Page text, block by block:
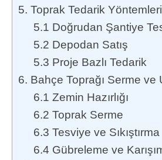
5. Toprak Tedarik Yöntemleri
5.1 Doğrudan Şantiye
5.2 Depodan Satış
5.3 Proje Bazlı Tedarik
6. Bahçe Toprağı Serme ve
6.1 Zemin Hazırlığı
6.2 Toprak Serme
6.3 Tesviye ve Sıkıştırma
6.4 Gübreleme ve